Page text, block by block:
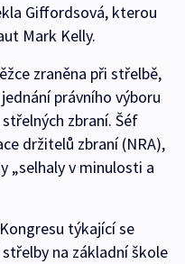
Giffordsová, kterou
Mark Kelly.
zraněna při střelbě,
právního výboru
zbraní. Šéf
držitelů zbraní (NRA),
„selhaly v minulosti a
týkající se
na základní škole